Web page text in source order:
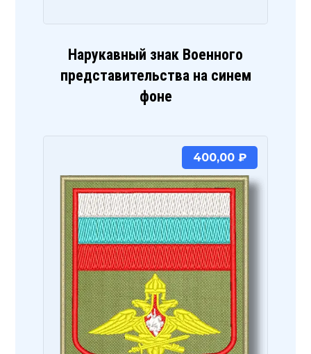
Нарукавный знак Военного
представительства на синем
фоне
400,00 ₽